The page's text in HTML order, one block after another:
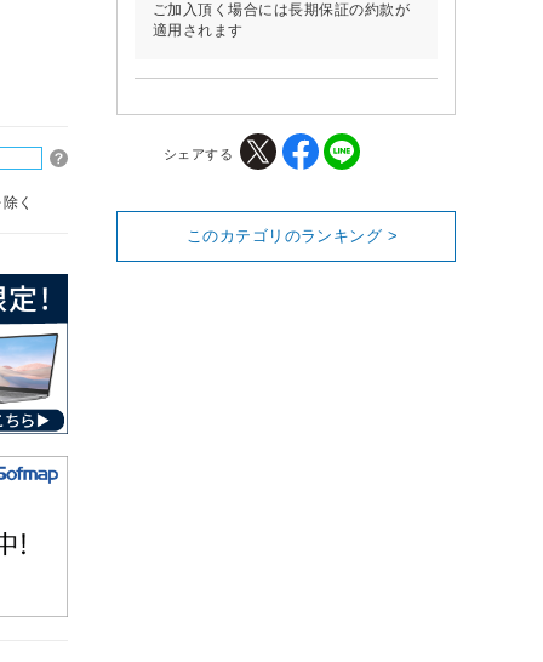
く
ご加入頂く場合には長期保証の約款が
適用されます
シェアする
このカテゴリのランキング >